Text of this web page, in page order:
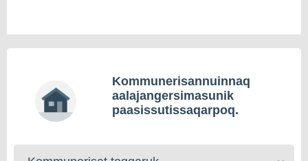
Kommunerisannuinnaq
aalajangersimasunik
paasissutissaqarpoq.
Kommunerisat